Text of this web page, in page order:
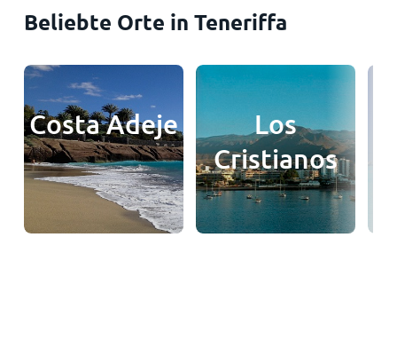
Beliebte Orte in Teneriffa
Costa Adeje
Los
Cristianos